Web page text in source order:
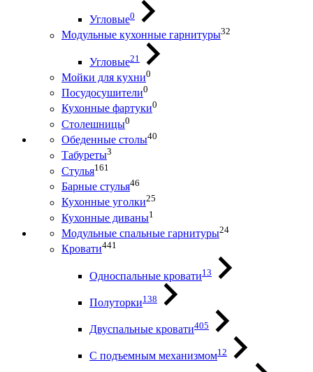
Угловые0
Модульные кухонные гарнитуры32
Угловые21
Мойки для кухни0
Посудосушители0
Кухонные фартуки0
Столешницы0
Обеденные столы40
Табуреты3
Стулья161
Барные стулья46
Кухонные уголки25
Кухонные диваны1
Модульные спальные гарнитуры24
Кровати441
Односпальные кровати13
Полуторки138
Двуспальные кровати405
С подъемным механизмом12